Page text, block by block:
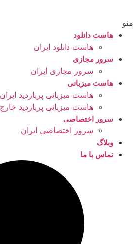
منو
هاست دانلود
هاست دانلود ایران
سرور مجازی
سرور مجازی ایران
هاست میزبانی
هاست میزبانی پربازدید ایران
هاست میزبانی پربازدید خارج
سرور اختصاصی
سرور اختصاصی ایران
وبلاگ
تماس با ما